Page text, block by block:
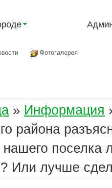
Фотогалерея
» Информация
района
поселка
Или лучше